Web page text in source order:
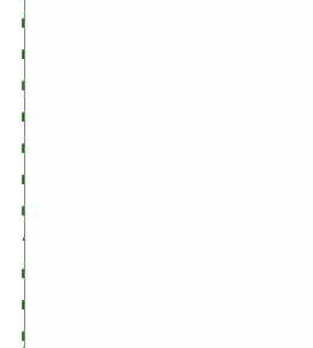
Дик, Иосиф
Дилов, Любен
Диш, Томас Майкл
Длуголенский, Яков
Дмитриев, Юрий
Дмитриевич
Добряков, Владимир
Андреевич
Домбровский, Кирилл
Домнин, Aлексей
Достоевский, Федор